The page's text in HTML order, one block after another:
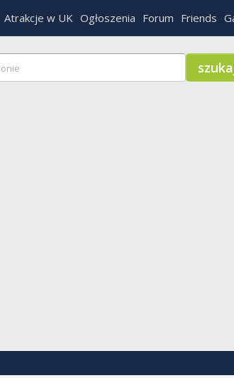
Atrakcje w UK Ogłoszenia Forum Friends